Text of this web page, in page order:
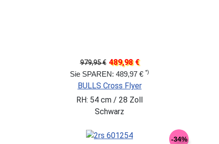
979,95 € 489,98 €
Sie SPAREN: 489,97 € *)
BULLS Cross Flyer
RH: 54 cm / 28 Zoll
Schwarz
-34%